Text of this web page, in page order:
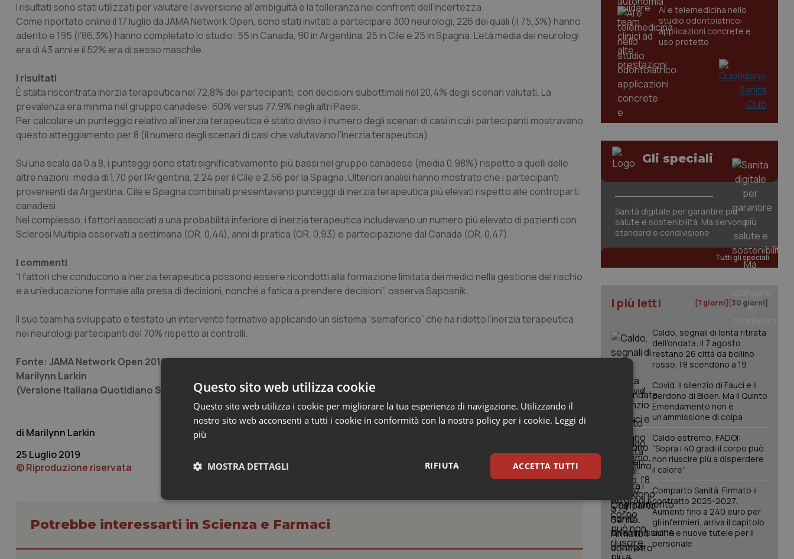
I risultati sono stati utilizzati per valutare l’avversione all’ambiguità e la tolleranza nei confronti dell’incertezza.
Come riportato online il 17 luglio da JAMA Network Open, sono stati invitati a partecipare 300 neurologi, 226 dei quali (il 75,3%) hanno
aderito e 195 (l’86,3%) hanno completato lo studio: 55 in Canada, 90 in Argentina, 25 in Cile e 25 in Spagna. L’età media dei neurologi
era di 43 anni e il 52% era di sesso maschile.
I risultati
È stata riscontrata inerzia terapeutica nel 72,8% dei partecipanti, con decisioni subottimali nel 20,4% degli scenari valutati. La
prevalenza era minima nel gruppo canadese: 60% versus 77,9% negli altri Paesi.
Per calcolare un punteggio relativo all’inerzia terapeutica è stato diviso il numero degli scenari di casi in cui i partecipanti mostravano
questo atteggiamento per 8 (il numero degli scenari di casi che valutavano l’inerzia terapeutica).
Su una scala da 0 a 8, i punteggi sono stati significativamente più bassi nel gruppo canadese (media 0,98%) rispetto a quelli delle
altre nazioni: media di 1,70 per l’Argentina, 2,24 per il Cile e 2,56 per la Spagna. Ulteriori analisi hanno mostrato che i partecipanti
provenienti da Argentina, Cile e Spagna combinati presentavano punteggi di inerzia terapeutica più elevati rispetto alle controparti
canadesi.
Nel complesso, i fattori associati a una probabilità inferiore di inerzia terapeutica includevano un numero più elevato di pazienti con
Sclerosi Multipla osservati a settimana (OR, 0,44), anni di pratica (OR, 0,93) e partecipazione dal Canada (OR, 0,47).
I commenti
“I fattori che conducono a inerzia terapeutica possono essere ricondotti alla formazione limitata dei medici nella gestione del rischio
e a un’educazione formale alla presa di decisioni, nonché a fatica a prendere decisioni”, osserva Saposnik.
Il suo team ha sviluppato e testato un intervento formativo applicando un sistema “semaforico” che ha ridotto l’inerzia terapeutica
nei neurologi partecipanti del 70% rispetto ai controlli.
Fonte: JAMA Network Open 2019
Marilynn Larkin
(Versione Italiana Quotidiano Sanità/Popular Science)
Marilynn Larkin
25 Luglio 2019
© Riproduzione riservata
Potrebbe interessarti in Scienza e Farmaci
AI e telemedicina nello
studio odontoiatrico:
applicazioni concrete e
uso protetto
Gli speciali
Sanità digitale per garantire più
salute e sostenibilità. Ma servono
standard e condivisione
Tutti gli speciali
I più letti [7 giorni] [30 giorni]
Caldo, segnali di lenta ritirata
dell'ondata: il 7 agosto
restano 26 città da bollino
rosso, l'8 scendono a 19
Covid. Il silenzio di Fauci e il
perdono di Biden. Ma il Quinto
Emendamento non è
un’ammissione di colpa
Caldo estremo, FADOI:
“Sopra i 40 gradi il corpo può
non riuscire più a disperdere
il calore”
Comparto Sanità. Firmato il
contratto 2025-2027.
Aumenti fino a 240 euro per
gli infermieri, arriva il capitolo
sull'IA e nuove tutele per il
personale
Questo sito web utilizza cookie
Questo sito web utilizza i cookie per migliorare la tua esperienza di navigazione. Utilizzando il
nostro sito web acconsenti a tutti i cookie in conformità con la nostra policy per i cookie. Leggi di
più
ACCETTA TUTTI
RIFIUTA
MOSTRA DETTAGLI
Necessari Statistici Marketing